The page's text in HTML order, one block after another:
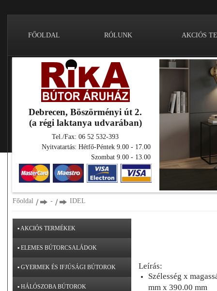
FŐOLDAL RÓLUNK AKCIÓS
Debrecen, Böszörményi út 2.
(a régi laktanya udvarában)
Tel./Fax: 06 52 532-393
Nyitvatartás: Hétfő-Péntek 9.00 - 17.00
Szombat 9.00 - 13.00
Főoldal - IDEL
▪ AKCIÓS TERMÉKEK
▪ ELEMES BÚTORCSALÁDOK
▪ GYERMEK ÉS IFJÚSÁGI BÚTOROK
▪ HÁLÓSZOBA BÚTOROK
Leírás:
Szélesség x
mm x 390.00 mm